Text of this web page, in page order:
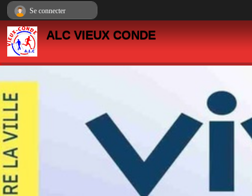
ALC VIEUX CONDE
Se connecter
Panneau de gestion des cookies